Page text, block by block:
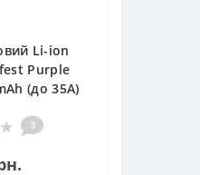
Li-ion
Purple
(до 35А)
3